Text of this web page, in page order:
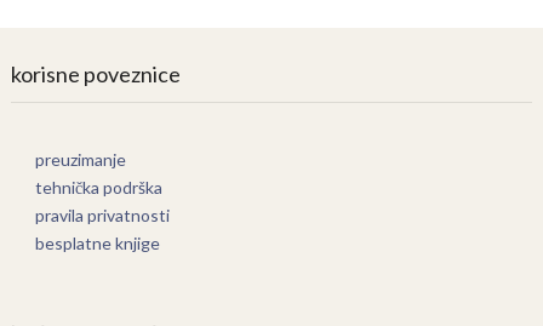
korisne poveznice
preuzimanje
tehnička podrška
pravila privatnosti
besplatne knjige